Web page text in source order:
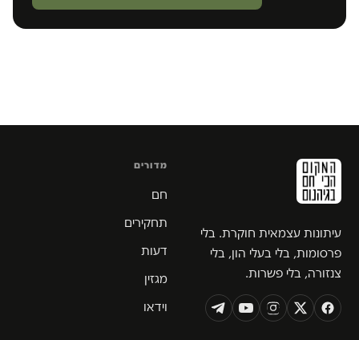
עיתונות עצמאית חוקרת. בלי
פרסומות, בלי בעלי הון, בלי
צנזורה, בלי פשרות.
מדורים
חם
תחקירים
דעות
מגזין
וידאו